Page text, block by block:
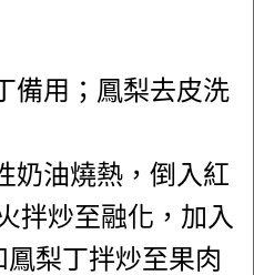
備用；鳳梨去皮洗
奶油燒熱，倒入紅
拌炒至融化，加入
梨丁拌炒至果肉